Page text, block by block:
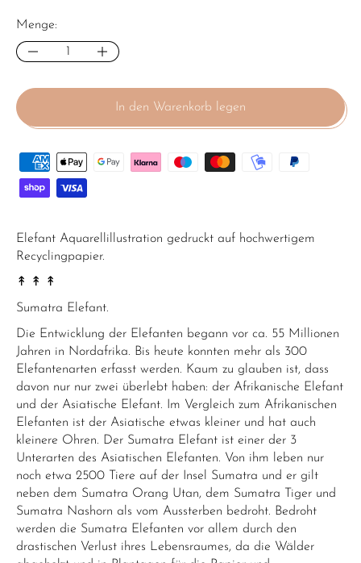
Menge:
In den Warenkorb legen
Elefant Aquarellillustration gedruckt auf hochwertigem
Recyclingpapier.
↟ ↟ ↟
Sumatra Elefant.
Die Entwicklung der Elefanten begann vor ca. 55 Millionen
Jahren in Nordafrika. Bis heute konnten mehr als 300
Elefantenarten erfasst werden. Kaum zu glauben ist, dass
davon nur nur zwei überlebt haben: der Afrikanische Elefant
und der Asiatische Elefant. Im Vergleich zum Afrikanischen
Elefanten ist der Asiatische etwas kleiner und hat auch
kleinere Ohren. Der Sumatra Elefant ist einer der 3
Unterarten des Asiatischen Elefanten. Von ihm leben nur
noch etwa 2500 Tiere auf der Insel Sumatra und er gilt
neben dem Sumatra Orang Utan, dem Sumatra Tiger und
Sumatra Nashorn als vom Aussterben bedroht. Bedroht
werden die Sumatra Elefanten vor allem durch den
drastischen Verlust ihres Lebensraumes, da die Wälder